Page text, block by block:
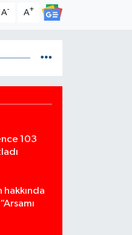
A- A+
103
hakkında